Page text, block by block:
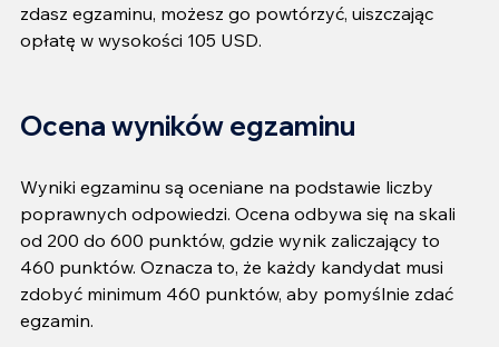
zdasz egzaminu, możesz go powtórzyć, uiszczając
opłatę w wysokości 105 USD.
Ocena wyników egzaminu
Wyniki egzaminu są oceniane na podstawie liczby
poprawnych odpowiedzi. Ocena odbywa się na skali
od 200 do 600 punktów, gdzie wynik zaliczający to
460 punktów. Oznacza to, że każdy kandydat musi
zdobyć minimum 460 punktów, aby pomyślnie zdać
egzamin.